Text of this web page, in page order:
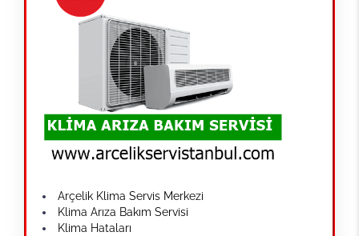
Arçelik Klima Servis Merkezi
Klima Arıza Bakım Servisi
Klima Hataları